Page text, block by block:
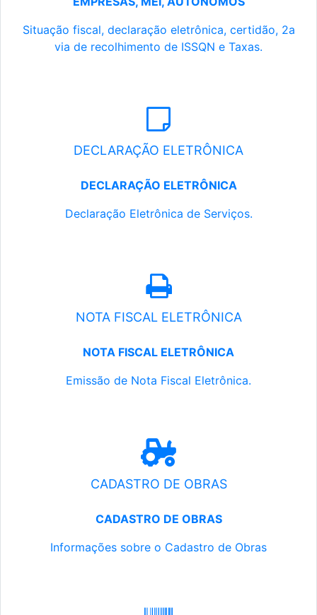
Situação fiscal, declaração eletrônica, certidão, 2a
via de recolhimento de ISSQN e Taxas.
DECLARAÇÃO ELETRÔNICA
DECLARAÇÃO ELETRÔNICA
Declaração Eletrônica de Serviços.
NOTA FISCAL ELETRÔNICA
NOTA FISCAL ELETRÔNICA
Emissão de Nota Fiscal Eletrônica.
CADASTRO DE OBRAS
CADASTRO DE OBRAS
Informações sobre o Cadastro de Obras